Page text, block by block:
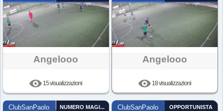
Angelooo
15 visualizzazioni
Angelooo
18 visualizzazioni
ClubSanPaolo NUMERO MAGICO ClubSanPaolo OPPORTUNISTA